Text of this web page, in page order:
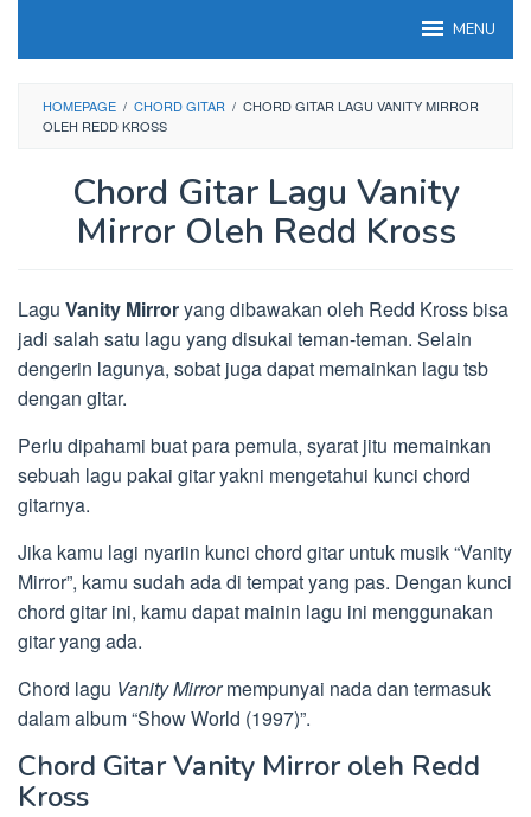
MENU
HOMEPAGE / CHORD GITAR / CHORD GITAR LAGU VANITY MIRROR
OLEH REDD KROSS
Chord Gitar Lagu Vanity
Mirror Oleh Redd Kross
Lagu Vanity Mirroryang dibawakan oleh Redd Kross bisa
jadi salah satu lagu yang disukai teman-teman. Selain
dengerin lagunya, sobat juga dapat memainkan lagu tsb
dengan gitar.
Perlu dipahami buat para pemula, syarat jitu memainkan
sebuah lagu pakai gitar yakni mengetahui kunci chord
gitarnya.
Jika kamu lagi nyariin kunci chord gitar untuk musik “Vanity
Mirror”, kamu sudah ada di tempat yang pas. Dengan kunci
chord gitar ini, kamu dapat mainin lagu ini menggunakan
gitar yang ada.
Chord lagu Vanity Mirrormempunyai nada dan termasuk
dalam album “Show World (1997)”.
Chord Gitar Vanity Mirror oleh Redd
Kross